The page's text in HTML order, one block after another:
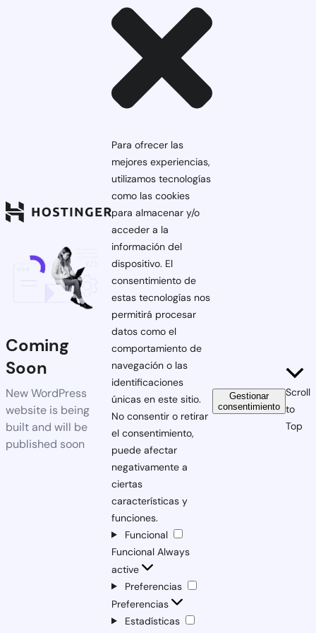
Coming
Soon
New WordPress
website is being
built and will be
published soon
Para ofrecer las
mejores experiencias,
utilizamos tecnologías
como las cookies
para almacenar y/o
acceder a la
información del
dispositivo. El
consentimiento de
estas tecnologías nos
permitirá procesar
datos como el
comportamiento de
navegación o las
identificaciones
únicas en este sitio.
No consentir o retirar
el consentimiento,
puede afectar
negativamente a
ciertas
características y
funciones.
Funcional
Funcional Always
active
Preferencias
Preferencias
Estadísticas
Gestionar
consentimiento
Scroll
to
Top